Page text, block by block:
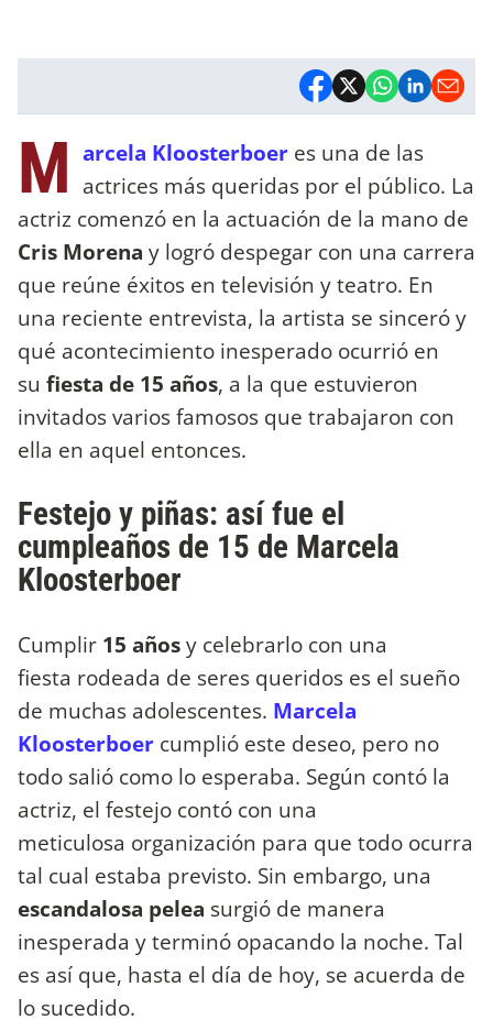
M arcela Kloosterboer es una de las
actrices más queridas por el público. La
actriz comenzó en la actuación de la mano de
Cris Morena y logró despegar con una carrera
que reúne éxitos en televisión y teatro. En
una reciente entrevista, la artista se sinceró y
qué acontecimiento inesperado ocurrió en
su fiesta de 15 años, a la que estuvieron
invitados varios famosos que trabajaron con
ella en aquel entonces.
Festejo y piñas: así fue el
cumpleaños de 15 de Marcela
Kloosterboer
Cumplir 15 añosy celebrarlo con una
fiesta rodeada de seres queridos es el sueño
de muchas adolescentes. Marcela
Kloosterboer cumplió este deseo, pero no
todo salió como lo esperaba. Según contó la
actriz, el festejo contó con una
meticulosa organización para que todo ocurra
tal cual estaba previsto. Sin embargo, una
escandalosa pelea surgió de manera
inesperada y terminó opacando la noche. Tal
es así que, hasta el día de hoy, se acuerda de
lo sucedido.